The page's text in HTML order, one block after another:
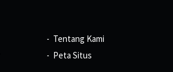
Tentang Kami
Peta Situs